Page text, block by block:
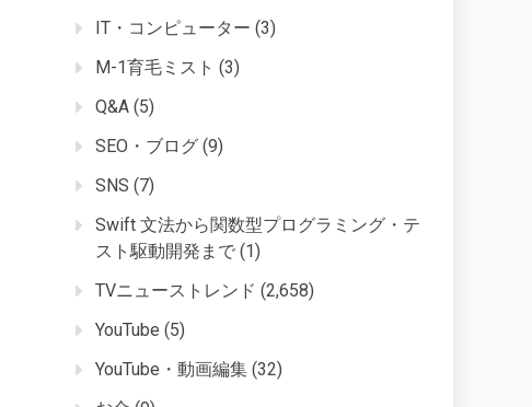
IT・コンピューター (3)
M-1育毛ミスト (3)
Q&A (5)
SEO・ブログ (9)
SNS (7)
Swift 文法から関数型プログラミング・テ
スト駆動開発まで (1)
TVニューストレンド (2,658)
YouTube (5)
YouTube・動画編集 (32)